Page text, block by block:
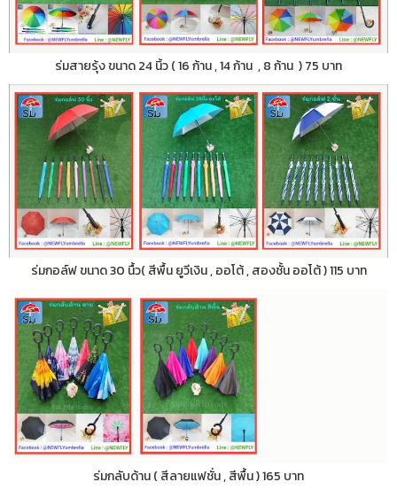
ร่มสายรุ้ง ขนาด 24 นิ้ว ( 16 ก้าน , 14 ก้าน , 8 ก้าน ) 75 บาท
ร่มกอล์ฟ ขนาด 30 นื้ว( สีพื้น ยูวีเงิน , ออโต้ , สองชั้น ออโต้ ) 115 บาท
ร่มกลับด้าน ( สีลายแฟชั่น , สีพื้น ) 165 บาท